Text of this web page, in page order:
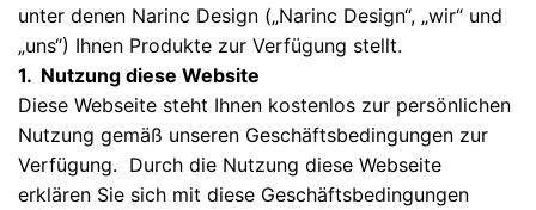
unter denen Narinc Design („Narinc Design“, „wir“ und
„uns“) Ihnen Produkte zur Verfügung stellt.
1. Nutzung diese Website
Diese Webseite steht Ihnen kostenlos zur persönlichen
Nutzung gemäß unseren Geschäftsbedingungen zur
Verfügung. Durch die Nutzung diese Webseite
erklären Sie sich mit diese Geschäftsbedingungen